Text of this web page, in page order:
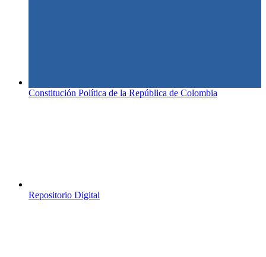
Constitución Política de la República de Colombia
Repositorio Digital